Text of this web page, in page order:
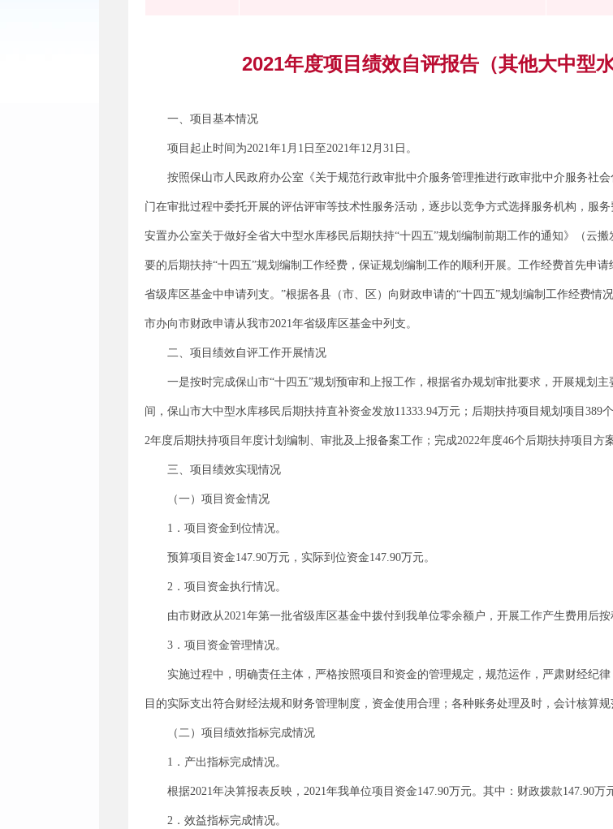
2021年度项目绩效自评报告（其他大中型
一、项目基本情况
项目起止时间为2021年1月1日至2021年12月31日。
按照保山市人民政府办公室《关于规范行政审批中介服务管理推进行政审批中介服务社
门在审批过程中委托开展的评估评审等技术性服务活动，逐步以竞争方式选择服务机构，服
安置办公室关于做好全省大中型水库移民后期扶持“十四五”规划编制前期工作的通知》（云
要的后期扶持“十四五”规划编制工作经费，保证规划编制工作的顺利开展。工作经费首先申
省级库区基金中申请列支。”根据各县（市、区）向财政申请的“十四五”规划编制工作经费
市办向市财政申请从我市2021年省级库区基金中列支。
二、项目绩效自评工作开展情况
一是按时完成保山市“十四五”规划预审和上报工作，根据省办规划审批要求，开展规划
间，保山市大中型水库移民后期扶持直补资金发放11333.94万元；后期扶持项目规划项目389
2年度后期扶持项目年度计划编制、审批及上报备案工作；完成2022年度46个后期扶持项目方
三、项目绩效实现情况
（一）项目资金情况
1．项目资金到位情况。
预算项目资金147.90万元，实际到位资金147.90万元。
2．项目资金执行情况。
由市财政从2021年第一批省级库区基金中拨付到我单位零余额户，开展工作产生费用后按
3．项目资金管理情况。
实施过程中，明确责任主体，严格按照项目和资金的管理规定，规范运作，严肃财经纪
目的实际支出符合财经法规和财务管理制度，资金使用合理；各种账务处理及时，会计核算规
（二）项目绩效指标完成情况
1．产出指标完成情况。
根据2021年决算报表反映，2021年我单位项目资金147.90万元。其中：财政拨款147.90万
2．效益指标完成情况。